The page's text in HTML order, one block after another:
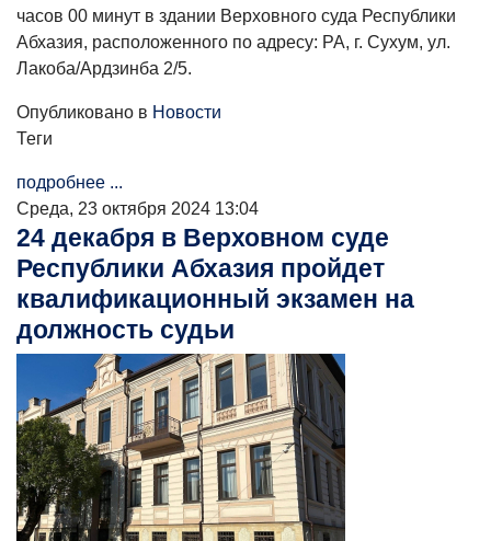
часов 00 минут в здании Верховного суда Республики
Абхазия, расположенного по адресу: РА, г. Сухум, ул.
Лакоба/Ардзинба 2/5.
Опубликовано в Новости
Теги
подробнее ...
Среда, 23 октября 2024 13:04
24 декабря в Верховном суде
Республики Абхазия пройдет
квалификационный экзамен на
должность судьи